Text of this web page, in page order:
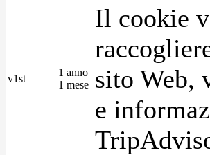
v1st
1 anno
1 mese
Il cookie
sito Web,
e